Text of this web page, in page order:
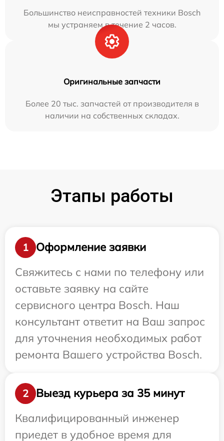
Большинство неисправностей техники Bosch
мы устраняем в течение 2 часов.
Оригинальные запчасти
Более 20 тыс. запчастей от производителя в
наличии на собственных складах.
Этапы работы
1
Оформление заявки
Свяжитесь с нами по телефону или
оставьте заявку на сайте
сервисного центра Bosch. Наш
консультант ответит на Ваш запрос
для уточнения необходимых работ
ремонта Вашего устройства Bosch.
2
Выезд курьера за 35 минут
Квалифицированный инженер
приедет в удобное время для